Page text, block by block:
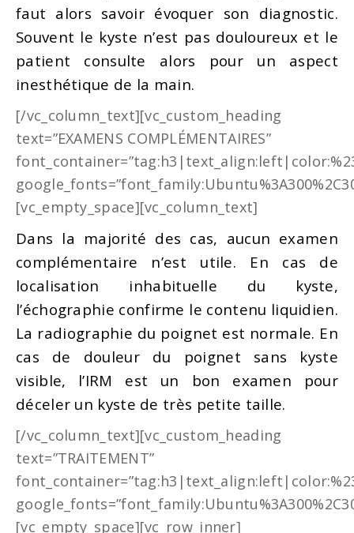
faut alors savoir évoquer son diagnostic.
Souvent le kyste n’est pas douloureux et le
patient consulte alors pour un aspect
inesthétique de la main.
[/vc_column_text][vc_custom_heading
text=”EXAMENS COMPLÉMENTAIRES”
[vc_empty_space][vc_column_text]
Dans la majorité des cas, aucun examen
complémentaire n’est utile. En cas de
localisation inhabituelle du kyste,
l’échographie confirme le contenu liquidien.
La radiographie du poignet est normale. En
cas de douleur du poignet sans kyste
visible, l’IRM est un bon examen pour
déceler un kyste de très petite taille.
[/vc_column_text][vc_custom_heading
text=”TRAITEMENT”
[vc_empty_space][vc_row_inner]